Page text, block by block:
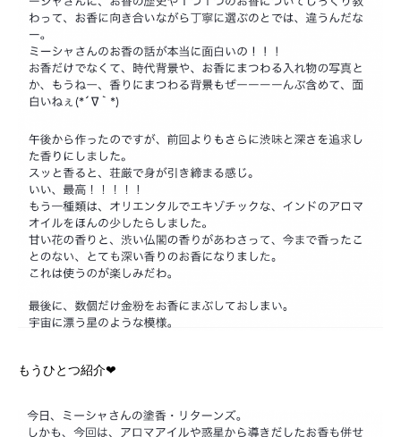
もうひとつ紹介❤